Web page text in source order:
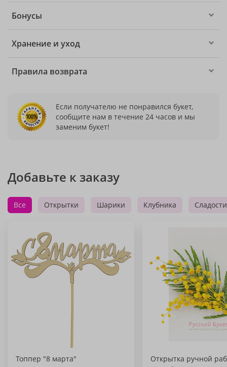
Бонусы
Хранение и уход
Правила возврата
Если получателю не понравился букет,
сообщите нам в течение 24 часов и мы
заменим букет!
Добавьте к заказу
Все Открытки Шарики Клубника Сладости
Топпер "8 марта"
Открытка ручной